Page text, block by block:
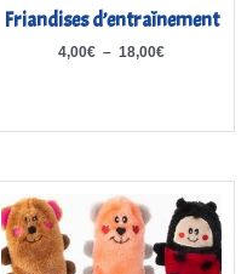
Friandises d’entraînement
4,00€ – 18,00€